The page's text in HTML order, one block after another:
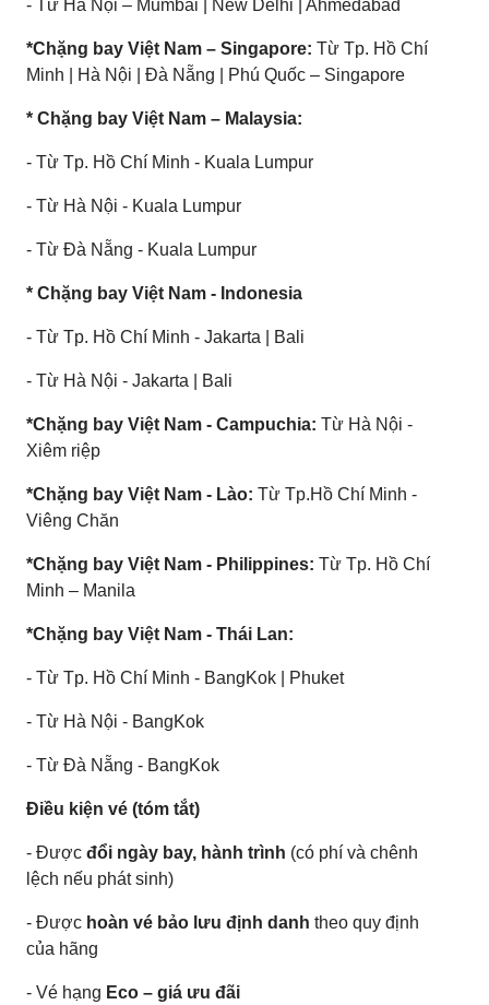
- Từ Hà Nội – Mumbai | New Delhi | Ahmedabad
*Chặng bay Việt Nam – Singapore: Từ Tp. Hồ Chí
Minh | Hà Nội | Đà Nẵng | Phú Quốc – Singapore
* Chặng bay Việt Nam – Malaysia:
- Từ Tp. Hồ Chí Minh - Kuala Lumpur
- Từ Hà Nội - Kuala Lumpur
- Từ Đà Nẵng - Kuala Lumpur
* Chặng bay Việt Nam - Indonesia
- Từ Tp. Hồ Chí Minh - Jakarta | Bali
- Từ Hà Nội - Jakarta | Bali
*Chặng bay Việt Nam - Campuchia: Từ Hà Nội -
Xiêm riệp
*Chặng bay Việt Nam - Lào: Từ Tp.Hồ Chí Minh -
Viêng Chăn
*Chặng bay Việt Nam - Philippines: Từ Tp. Hồ Chí
Minh – Manila
*Chặng bay Việt Nam - Thái Lan:
- Từ Tp. Hồ Chí Minh - BangKok | Phuket
- Từ Hà Nội - BangKok
- Từ Đà Nẵng - BangKok
Điều kiện vé (tóm tắt)
- Được đổi ngày bay, hành trình (có phí và chênh
lệch nếu phát sinh)
- Được hoàn vé bảo lưu định danh theo quy định
của hãng
- Vé hạng Eco – giá ưu đãi